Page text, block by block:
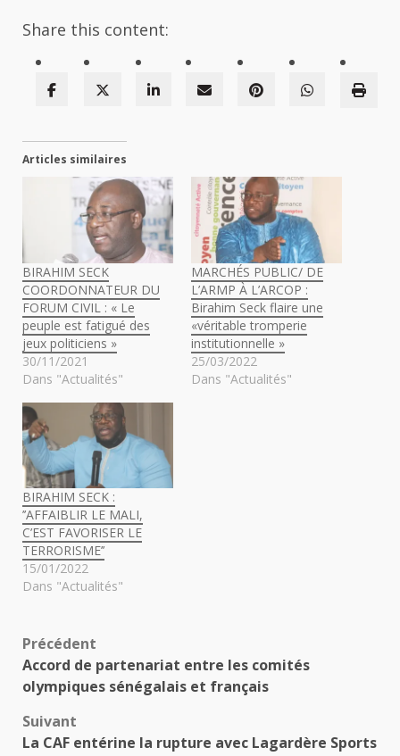
Share this content:
Articles similaires
BIRAHIM SECK
COORDONNATEUR DU
FORUM CIVIL : « Le
peuple est fatigué des
jeux politiciens »
30/11/2021
Dans "Actualités"
MARCHÉS PUBLIC/ DE
L’ARMP À L’ARCOP :
Birahim Seck flaire une
«véritable tromperie
institutionnelle »
25/03/2022
Dans "Actualités"
BIRAHIM SECK :
’’AFFAIBLIR LE MALI,
C’EST FAVORISER LE
TERRORISME’’
15/01/2022
Dans "Actualités"
Navigation
d’article
Précédent
Accord de partenariat entre les comités
olympiques sénégalais et français
Suivant
La CAF entérine la rupture avec Lagardère Sports